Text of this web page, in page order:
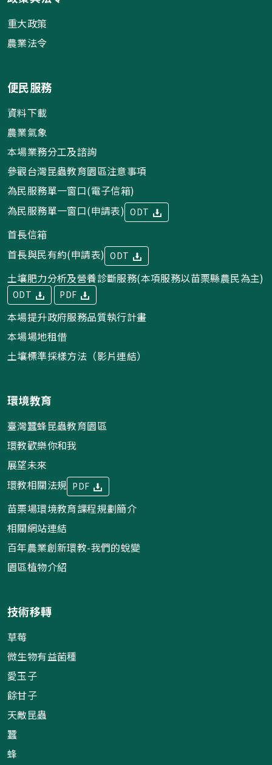
重大政策
農業法令
便民服務
資料下載
農業氣象
本場業務分工及諮詢
參觀台灣昆蟲教育園區注意事項
為民服務單一窗口(電子信箱)
為民服務單一窗口(申請表) ODT
首長信箱
首長與民有約(申請表) ODT
土壤肥力分析及營養診斷服務(本項服務以苗栗縣農民為主)
ODT PDF
本場提升政府服務品質執行計畫
本場場地租借
土壤標準採樣方法（影片連結）
環境教育
臺灣蠶蜂昆蟲教育園區
環教歡樂你和我
展望未來
環教相關法規 PDF
苗栗場環境教育課程規劃簡介
相關網站連結
百年農業創新環教-我們的蛻變
園區植物介紹
技術移轉
草莓
微生物有益菌種
愛玉子
餘甘子
天敵昆蟲
蠶
蜂